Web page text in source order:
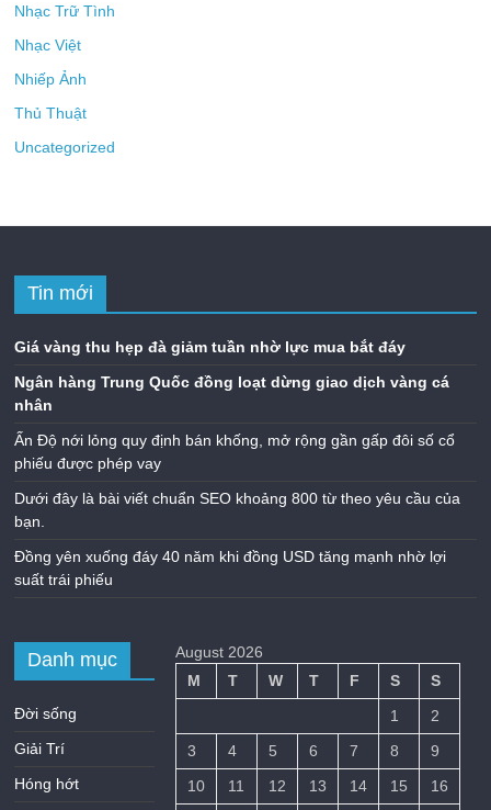
Nhạc Trữ Tình
Nhạc Việt
Nhiếp Ảnh
Thủ Thuật
Uncategorized
Tin mới
Giá vàng thu hẹp đà giảm tuần nhờ lực mua bắt đáy
Ngân hàng Trung Quốc đồng loạt dừng giao dịch vàng cá
nhân
Ấn Độ nới lỏng quy định bán khống, mở rộng gần gấp đôi số cổ
phiếu được phép vay
Dưới đây là bài viết chuẩn SEO khoảng 800 từ theo yêu cầu của
bạn.
Đồng yên xuống đáy 40 năm khi đồng USD tăng mạnh nhờ lợi
suất trái phiếu
Danh mục
Đời sống
Giải Trí
Hóng hớt
August 2026
M
T W T F S
S
1
2
3
4 5 6 7 8
9
10
11 12 13 14 15 16